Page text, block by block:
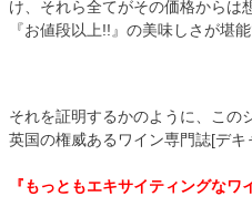
け、それら全てがその価格からは
『お値段以上!!』の美味しさが堪
それを証明するかのように、この
英国の権威あるワイン専門誌[デキ
『もっともエキサイティングなワ